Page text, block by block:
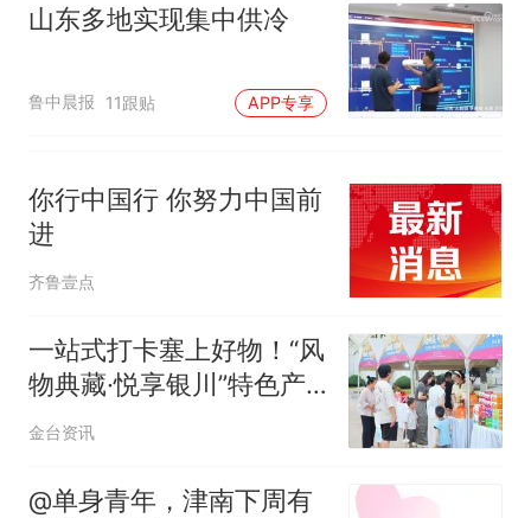
山东多地实现集中供冷
鲁中晨报 11跟贴 APP专享
你行中国行 你努力中国前
进
齐鲁壹点
一站式打卡塞上好物！“风
物典藏·悦享银川”特色产
品体验活动开展
金台资讯
@单身青年，津南下周有